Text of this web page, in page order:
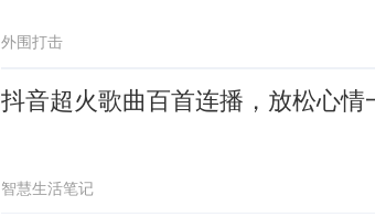
外围打击
抖音超火歌曲百首连播，放松心情
智慧生活笔记